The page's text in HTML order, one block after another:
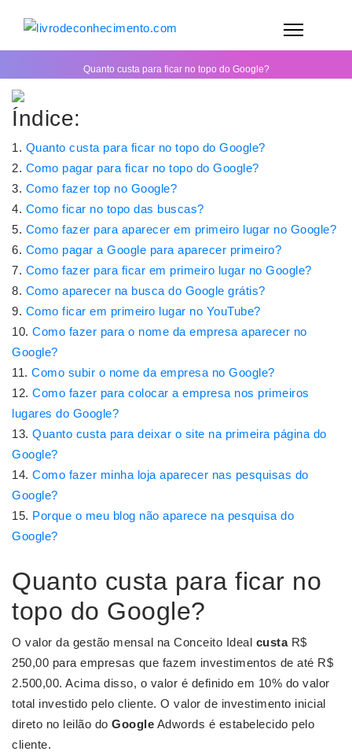
Quanto custa para ficar no topo do Google?
Índice:
Quanto custa para ficar no topo do Google?
Como pagar para ficar no topo do Google?
Como fazer top no Google?
Como ficar no topo das buscas?
Como fazer para aparecer em primeiro lugar no Google?
Como pagar a Google para aparecer primeiro?
Como fazer para ficar em primeiro lugar no Google?
Como aparecer na busca do Google grátis?
Como ficar em primeiro lugar no YouTube?
Como fazer para o nome da empresa aparecer no
Google?
Como subir o nome da empresa no Google?
Como fazer para colocar a empresa nos primeiros
lugares do Google?
Quanto custa para deixar o site na primeira página do
Google?
Como fazer minha loja aparecer nas pesquisas do
Google?
Porque o meu blog não aparece na pesquisa do
Google?
Quanto custa para ficar no
topo do Google?
O valor da gestão mensal na Conceito Ideal custaR$
250,00 para empresas que fazem investimentos de até R$
2.500,00. Acima disso, o valor é definido em 10% do valor
total investido pelo cliente. O valor de investimento inicial
direto no leilão do Google Adwords é estabelecido pelo
cliente.